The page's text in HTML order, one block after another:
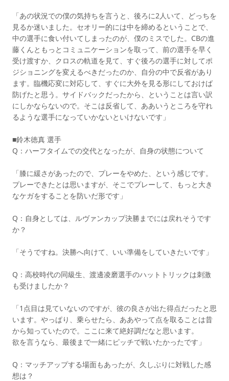
「あの状況での僕の気持ちを言うと、後ろに2人いて、どっちを
見るか迷いました。セオリー的には中を締めるということで、
中の選手に食い付いてしまったのが、僕のミスでした。CBの進
藤くんともっとコミュニケーションを取って、前の選手を早く
受け渡すか、クロスの軌道を見て、すぐ後ろの選手に対してポ
ジショニングを変えるべきだったのか、自分の中で反省があり
ます。臨機応変に対応して、すぐに大外を見る形にしておけば
防げたと思う。サイドバックだったから、ということは言い訳
にしかならないので。そこは反省して、ああいうところを守れ
るような選手になっていかないといけないです」
■鈴木徳真 選手
Q：ハーフタイムでの交代となったが、自身の状態について
「膝に緩さがあったので、プレーをやめた、という感じです。
プレーできたとは思いますが、そこでプレーして、もっと大き
なケガをすることを防いだ形です」
Q：自身としては、ルヴァンカップ決勝までには戻れそうです
か？
「そうですね。決勝へ向けて、いい準備をしていきたいです」
Q：高校時代の同級生、渡邊凌磨選手のハットトリックは刺激
も受けましたか？
「1点目は見ていないのですが、彼の良さが出た得点だったと思
います。やっぱり、乗らせたら、ああやって点を取ることは昔
から知っていたので。ここに来て絶好調だなと思います。
欲を言うなら、最後まで一緒にピッチで戦いたかったです」
Q：マッチアップする場面もあったが、久しぶりに対戦した感
想は？